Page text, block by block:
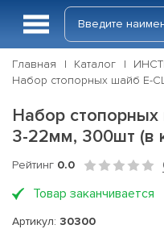
Главная Каталог
Набор стопорных шайб E-
Набор стопорных
3-22мм, 300шт (в
Рейтинг 0.0
Товар заканчивается
Артикул: 30300